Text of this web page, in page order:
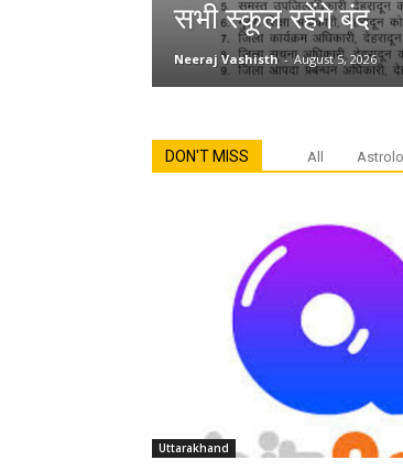
सभी स्कूल रहेंगे बंद
Neeraj Vashisth - August 5, 2026
DON'T MISS All
Uttarakhand